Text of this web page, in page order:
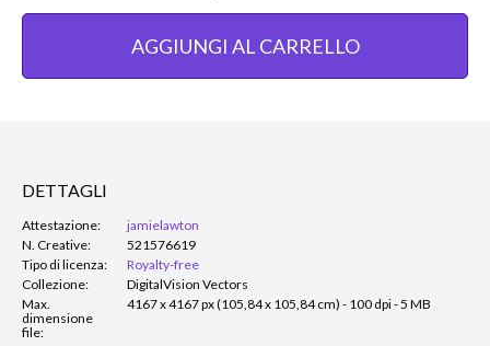
AGGIUNGI AL CARRELLO
DETTAGLI
Attestazione:
jamielawton
N. Creative:
521576619
Tipo di licenza:
Royalty-free
Collezione:
DigitalVision Vectors
Max.
dimensione
file:
4167 x 4167 px (105,84 x 105,84 cm) - 100 dpi - 5 MB